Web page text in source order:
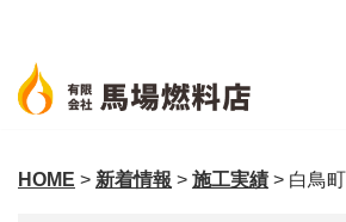
ン
テ
ン
へ
HOME > 新着情報 > 施工実績 > 白鳥